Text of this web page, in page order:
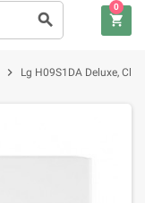
search shopping_cart
0
chevron_right Lg H09S1DA Deluxe,